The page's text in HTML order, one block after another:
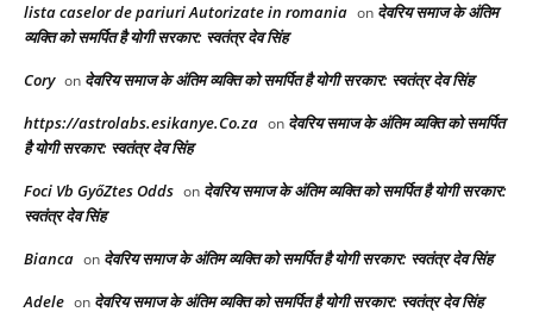
lista caselor de pariuri Autorizate in romania on देवरिय समाज के अंतिम
व्यक्ति को समर्पित है योगी सरकार: स्वतंत्र देव सिंह
Cory on देवरिय समाज के अंतिम व्यक्ति को समर्पित है योगी सरकार: स्वतंत्र देव सिंह
https://astrolabs.esikanye.Co.za on देवरिय समाज के अंतिम व्यक्ति को समर्पित
है योगी सरकार: स्वतंत्र देव सिंह
Foci Vb GyőZtes Odds on देवरिय समाज के अंतिम व्यक्ति को समर्पित है योगी सरकार:
स्वतंत्र देव सिंह
Bianca on देवरिय समाज के अंतिम व्यक्ति को समर्पित है योगी सरकार: स्वतंत्र देव सिंह
Adele on देवरिय समाज के अंतिम व्यक्ति को समर्पित है योगी सरकार: स्वतंत्र देव सिंह